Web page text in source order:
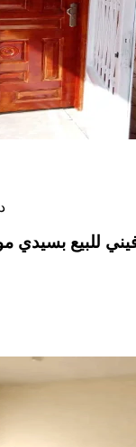
للبيع بسيدي